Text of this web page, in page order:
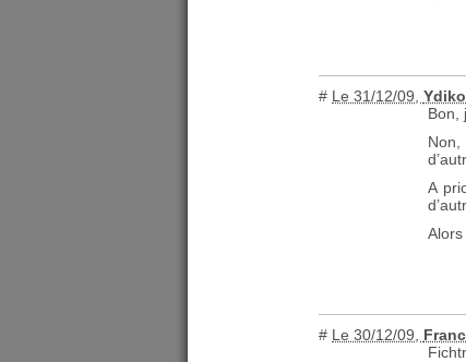
# Le 31/12/09
Bon,
A
# Le 30/12/09